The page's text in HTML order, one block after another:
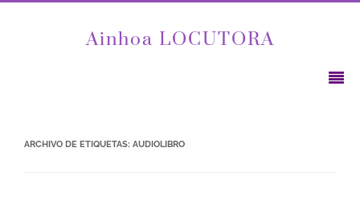
Ainhoa LOCUTORA
ARCHIVO DE ETIQUETAS: AUDIOLIBRO